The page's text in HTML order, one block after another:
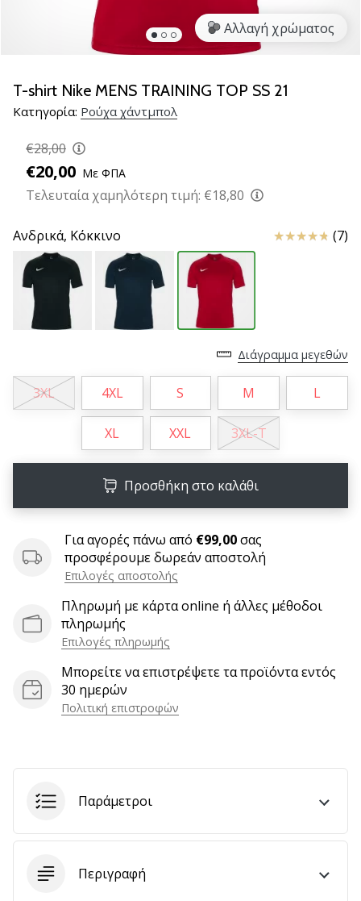
Accelerate
SQD
Ανακάλυψε
τις
τεχνικές
και
μάθε
αν
αξίζει…
25. 11. 2024
Γίνετε
πρεσβευτής
Είσαι
του
χάντμπολ
Γίνε
πρεσβευτής/
της
μάρκας
όλων
άρθρων
Αλλαγή χρώματος
T-shirt Nike MENS TRAINING TOP SS 21
Κατηγορία: Ρούχα χάντμπολ
€28,00
€20,00 Με ΦΠΑ
Τελευταία χαμηλότερη τιμή: €18,80
Ανδρικά, Κόκκινο Κριτικές (7)
Διάγραμμα μεγεθών
3XL 4XL S M L
XL XXL 3XL-T
Προσθήκη στο καλάθι
Για αγορές πάνω από €99,00σας
προσφέρουμε δωρεάν αποστολή
Επιλογές αποστολής
Πληρωμή με κάρτα online ή άλλες μέθοδοι
πληρωμής
Επιλογές πληρωμής
Μπορείτε να επιστρέψετε τα προϊόντα εντός
30 ημερών
Πολιτική επιστροφών
Παράμετροι
Περιγραφή